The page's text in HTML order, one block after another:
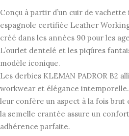
Conçu à partir d’un cuir de vachette
espagnole certifiée Leather
créé dans les années 90 pour les
L’ourlet dentelé et les piqûres
modèle iconique.
Les derbies KLEMAN PADROR B2
workwear et élégance
leur confère un aspect à la fois brut
la semelle crantée assure un
adhérence parfaite.